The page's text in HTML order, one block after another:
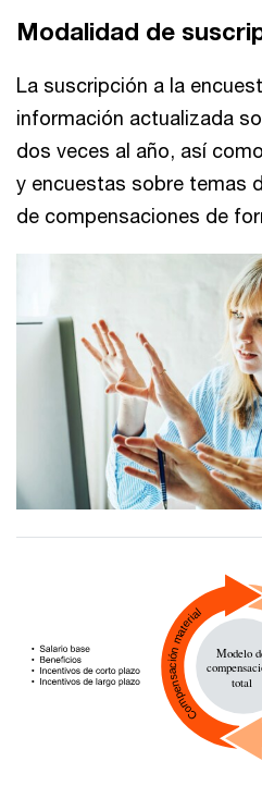
Modalidad de
La suscripción a la
información actualizada
dos veces al año, así
y encuestas sobre temas
de compensaciones de